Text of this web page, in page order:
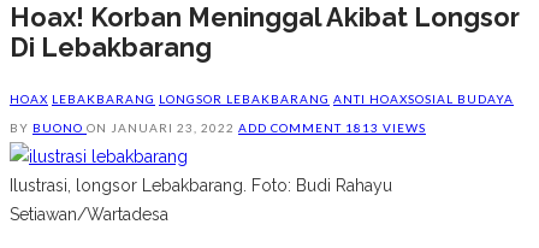
Hoax! Korban Meninggal Akibat Longsor
Di Lebakbarang
HOAX LEBAKBARANG LONGSOR LEBAKBARANG ANTI HOAXSOSIAL BUDAYA
BY BUONO ON JANUARI 23, 2022 ADD COMMENT 1813 VIEWS
Ilustrasi, longsor Lebakbarang. Foto: Budi Rahayu
Setiawan/Wartadesa